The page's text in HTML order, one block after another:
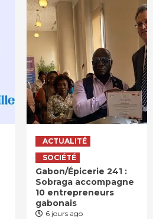
ACTUALITÉ
SOCIÉTÉ
Gabon/Épicerie 241 :
Sobraga accompagne
10 entrepreneurs
gabonais
6 jours ago